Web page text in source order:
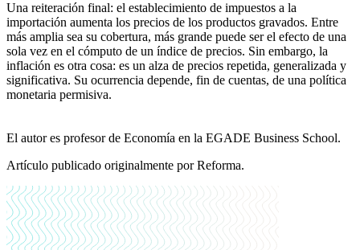
Una reiteración final: el establecimiento de impuestos a la
importación aumenta los precios de los productos gravados. Entre
más amplia sea su cobertura, más grande puede ser el efecto de una
sola vez en el cómputo de un índice de precios. Sin embargo, la
inflación es otra cosa: es un alza de precios repetida, generalizada y
significativa. Su ocurrencia depende, fin de cuentas, de una política
monetaria permisiva.
El autor es profesor de Economía en la EGADE Business School.
Artículo publicado originalmente por Reforma.